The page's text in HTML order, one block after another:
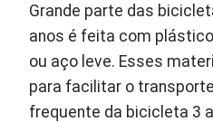
Grande parte das
anos é feita com
ou aço leve. Esses
para facilitar o
frequente da bicicleta 3